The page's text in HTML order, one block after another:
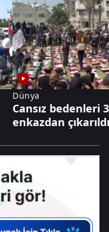
Dünya
Cansız bedenleri
enkazdan